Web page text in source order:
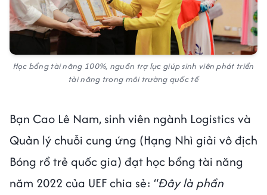
Học bổng tài năng 100%, nguồn trợ lực giúp sinh viên phát triển
tài năng trong môi trường quốc tế
Bạn Cao Lê Nam, sinh viên ngành Logistics và
Quản lý chuỗi cung ứng (Hạng Nhì giải vô địch
Bóng rổ trẻ quốc gia) đạt học bổng tài năng
năm 2022 của UEF chia sẻ: “Đây là phần